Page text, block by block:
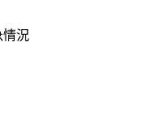
情況